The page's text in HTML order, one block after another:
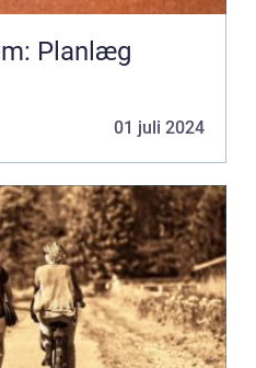
Planlæg
01 juli 2024